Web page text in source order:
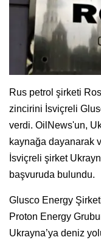
Rus petrol şirketi
zincirini İsviçreli
verdi. OilNews'un,
kaynağa dayanarak
İsviçreli şirket
başvuruda bulundu.
Glusco Energy
Proton Energy
Ukrayna’ya deniz